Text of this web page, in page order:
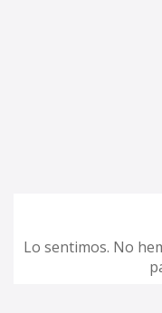
Lo sentimos. No